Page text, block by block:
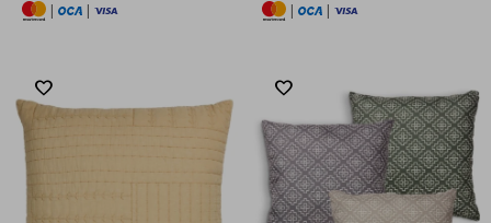
|
|
|
|